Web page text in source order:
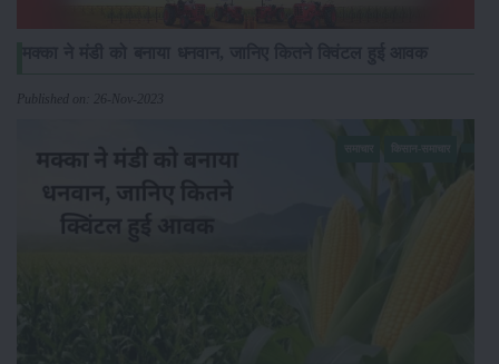
Published on: 26-Nov-2023